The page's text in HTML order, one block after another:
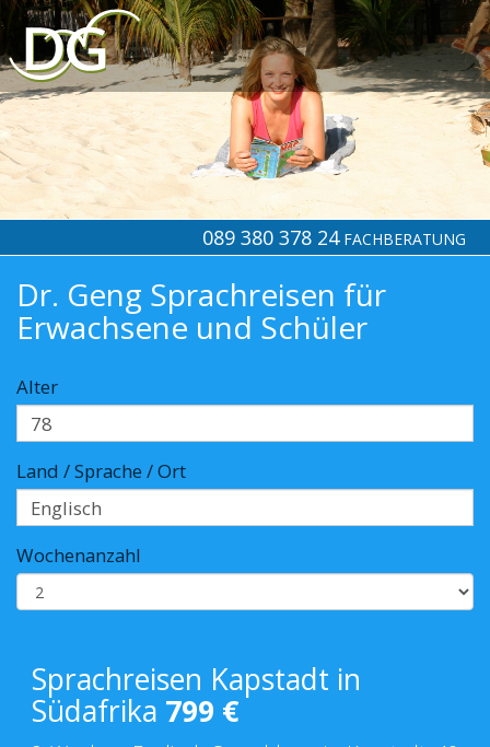
089 380 378 24 FACHBERATUNG
Dr. Geng Sprachreisen für
Erwachsene und Schüler
Alter
Land / Sprache / Ort
Wochenanzahl
Sprachreisen Kapstadt in
Südafrika 799 €